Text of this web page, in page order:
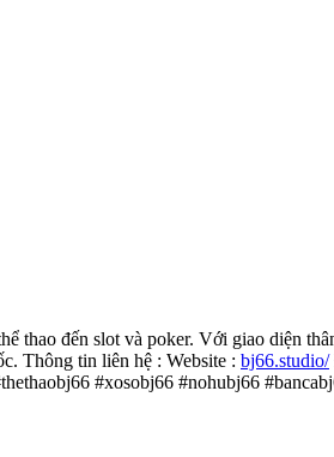
thao đến slot và poker. Với giao diện
Thông tin liên hệ : Website : bj66.studio/
#xosobj66 #nohubj66